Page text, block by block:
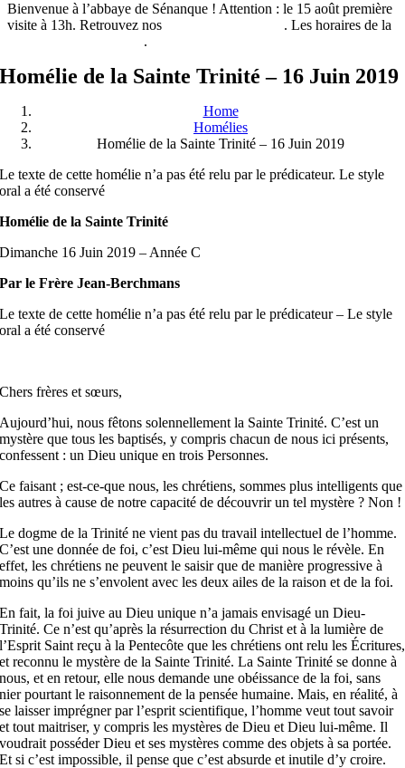
Bienvenue à l’abbaye de Sénanque ! Attention : le 15 août première
visite à 13h. Retrouvez nos
. Les horaires de la
.
Homélie de la Sainte Trinité – 16 Juin 2019
Home
Homélies
Homélie de la Sainte Trinité – 16 Juin 2019
Le texte de cette homélie n’a pas été relu par le prédicateur. Le style
oral a été conservé
Homélie de la Sainte Trinité
Dimanche 16 Juin 2019 – Année C
Par le Frère Jean-Berchmans
Le texte de cette homélie n’a pas été relu par le prédicateur – Le style
oral a été conservé
Chers frères et sœurs,
Aujourd’hui, nous fêtons solennellement la Sainte Trinité. C’est un
mystère que tous les baptisés, y compris chacun de nous ici présents,
confessent : un Dieu unique en trois Personnes.
Ce faisant ; est-ce-que nous, les chrétiens, sommes plus intelligents que
les autres à cause de notre capacité de découvrir un tel mystère ? Non !
Le dogme de la Trinité ne vient pas du travail intellectuel de l’homme.
C’est une donnée de foi, c’est Dieu lui-même qui nous le révèle. En
effet, les chrétiens ne peuvent le saisir que de manière progressive à
moins qu’ils ne s’envolent avec les deux ailes de la raison et de la foi.
En fait, la foi juive au Dieu unique n’a jamais envisagé un Dieu-
Trinité. Ce n’est qu’après la résurrection du Christ et à la lumière de
l’Esprit Saint reçu à la Pentecôte que les chrétiens ont relu les Écritures,
et reconnu le mystère de la Sainte Trinité. La Sainte Trinité se donne à
nous, et en retour, elle nous demande une obéissance de la foi, sans
nier pourtant le raisonnement de la pensée humaine. Mais, en réalité, à
se laisser imprégner par l’esprit scientifique, l’homme veut tout savoir
et tout maitriser, y compris les mystères de Dieu et Dieu lui-même. Il
voudrait posséder Dieu et ses mystères comme des objets à sa portée.
Et si c’est impossible, il pense que c’est absurde et inutile d’y croire.